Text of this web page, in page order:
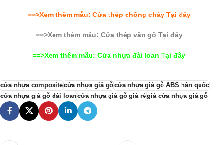
==>Xem thêm mẫu: Cửa thép chống cháyTại đây
==>Xem thêm mẫu: Cửa thép vân gỗ Tại đây
==>Xem thêm mẫu: Cửa nhựa đài loan Tại đây
cửa nhựa compositecửa nhựa giả gỗcửa nhựa giả gỗ ABS hàn quốc
cửa nhựa giả gỗ đài loancửa nhựa giả gỗ giá rẻgiá cửa nhựa giả gỗ